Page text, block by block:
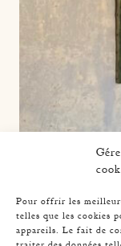
Pour offrir les
telles que les cookies
appareils. Le fait de